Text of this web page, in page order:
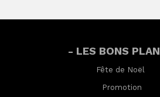
- LES BONS
Fête de Noël
Promotion